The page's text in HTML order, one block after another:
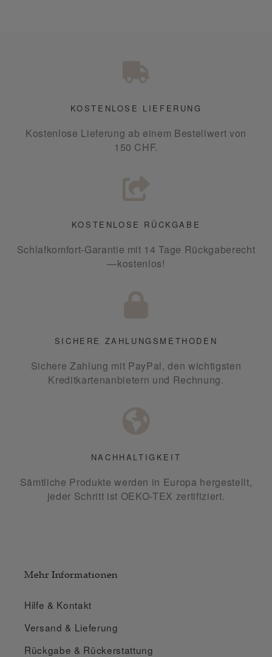
KOSTENLOSE LIEFERUNG
Kostenlose Lieferung ab einem Bestellwert von
150 CHF.
KOSTENLOSE RÜCKGABE
Schlafkomfort-Garantie mit 14 Tage Rückgaberecht
—kostenlos!
SICHERE ZAHLUNGSMETHODEN
Sichere Zahlung mit PayPal, den wichtigsten
Kreditkartenanbietern und Rechnung.
NACHHALTIGKEIT
Sämtliche Produkte werden in Europa hergestellt,
jeder Schritt ist OEKO-TEX zertifiziert.
Mehr Informationen
Hilfe & Kontakt
Versand & Lieferung
Rückgabe & Rückerstattung